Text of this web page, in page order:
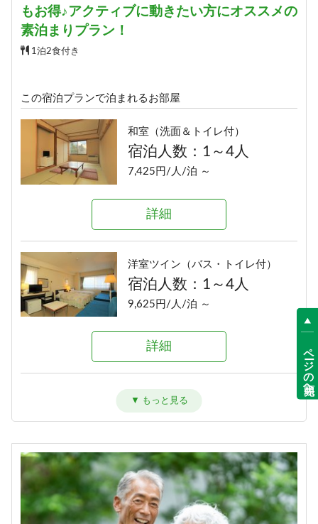
もお得♪アクティブに動きたい方にオススメの
素泊まりプラン！
1泊2食付き
この宿泊プランで泊まれるお部屋
和室（洗面＆トイレ付）
宿泊人数：1～4人
7,425円/人/泊 ～
詳細
洋室ツイン（バス・トイレ付）
宿泊人数：1～4人
9,625円/人/泊 ～
詳細
詳細
ページの先頭へ